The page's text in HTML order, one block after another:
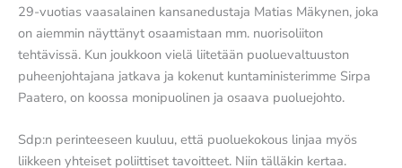
29-vuotias vaasalainen kansanedustaja Matias Mäkynen, joka
on aiemmin näyttänyt osaamistaan mm. nuorisoliiton
tehtävissä. Kun joukkoon vielä liitetään puoluevaltuuston
puheenjohtajana jatkava ja kokenut kuntaministerimme Sirpa
Paatero, on koossa monipuolinen ja osaava puoluejohto.
Sdp:n perinteeseen kuuluu, että puoluekokous linjaa myös
liikkeen yhteiset poliittiset tavoitteet. Niin tälläkin kertaa.